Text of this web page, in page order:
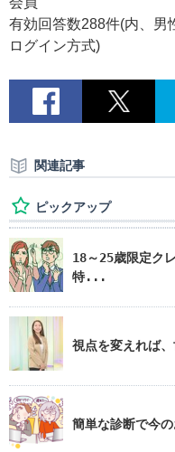
有効回答数288件(内、
ログイン方式)
関連記事
ピックアップ
18～25歳限定ク
特...
視点を変えれば
簡単な診断で今